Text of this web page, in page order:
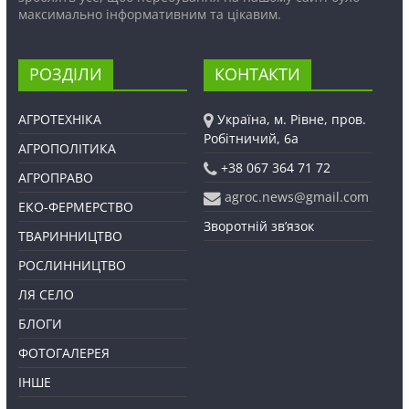
максимально інформативним та цікавим.
РОЗДІЛИ
АГРОТЕХНІКА
АГРОПОЛІТИКА
АГРОПРАВО
ЕКО-ФЕРМЕРСТВО
ТВАРИННИЦТВО
РОСЛИННИЦТВО
ЛЯ СЕЛО
БЛОГИ
ФОТОГАЛЕРЕЯ
ІНШЕ
КОНТАКТИ
Україна, м. Рівне, пров.
Робітничий, 6а
+38 067 364 71 72
agroc.news@gmail.com
Зворотній зв’язок